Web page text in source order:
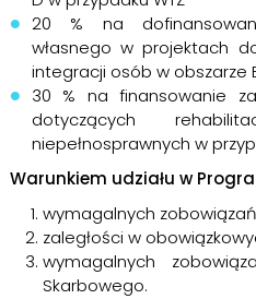
20 % na
własnego w projektach
integracji osób w obszarze
30 % na finansowanie
dotyczących
niepełnosprawnych w
Warunkiem udziału w
wymagalnych zobowiązań
zaległości w
wymagalnych
Skarbowego.